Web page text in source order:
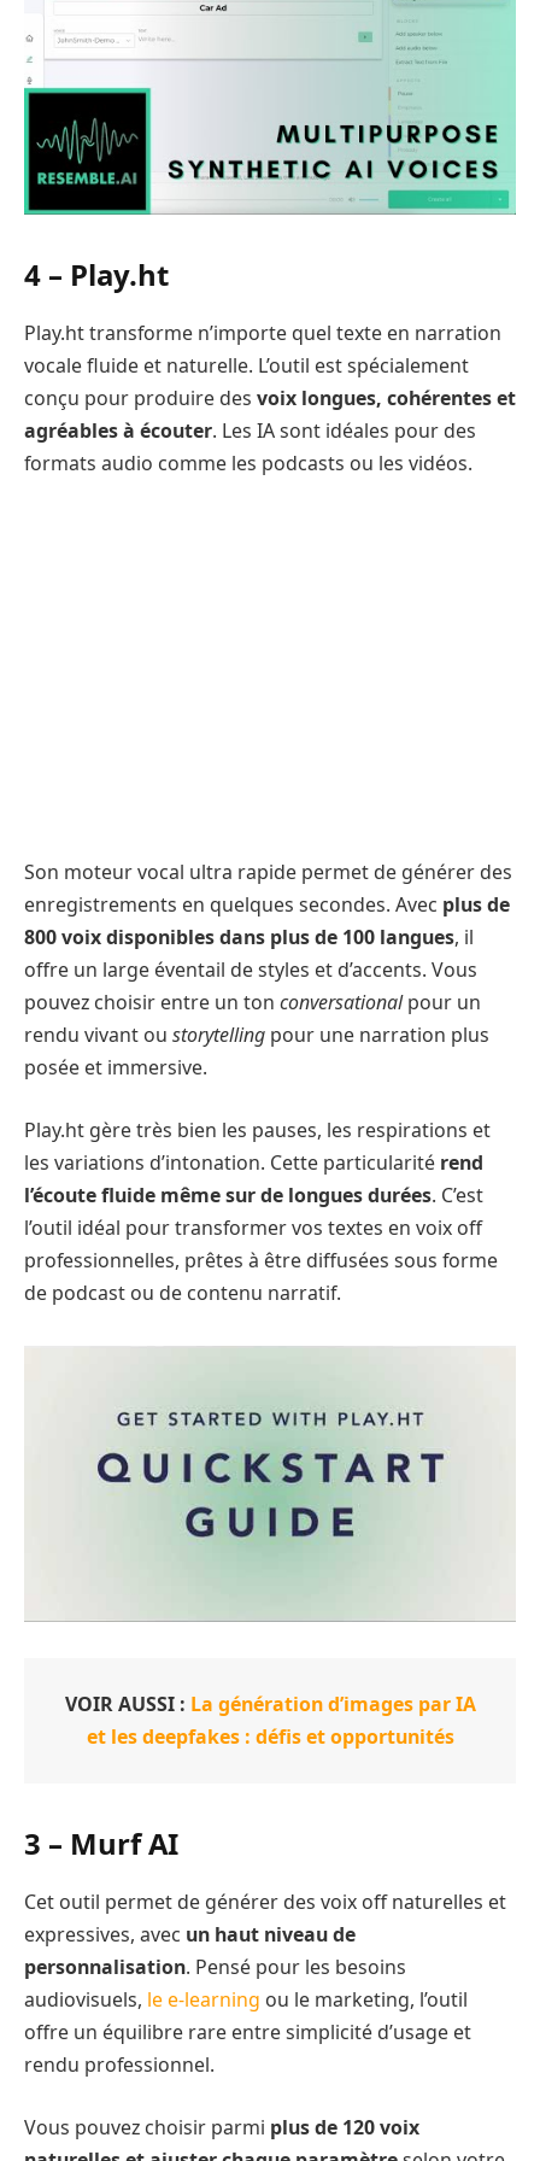
4 – Play.ht
Play.ht transforme n’importe quel texte en narration
vocale fluide et naturelle. L’outil est spécialement
conçu pour produire des voix longues, cohérentes et
agréables à écouter. Les IA sont idéales pour des
formats audio comme les podcasts ou les vidéos.
Son moteur vocal ultra rapide permet de générer des
enregistrements en quelques secondes. Avec plus de
800 voix disponibles dans plus de 100 langues, il
offre un large éventail de styles et d’accents. Vous
pouvez choisir entre un ton conversationalpour un
rendu vivant ou storytelling pour une narration plus
posée et immersive.
Play.ht gère très bien les pauses, les respirations et
les variations d’intonation. Cette particularité rend
l’écoute fluide même sur de longues durées. C’est
l’outil idéal pour transformer vos textes en voix off
professionnelles, prêtes à être diffusées sous forme
de podcast ou de contenu narratif.
VOIR AUSSI : La génération d’images par IA
et les deepfakes : défis et opportunités
3 – Murf AI
Cet outil permet de générer des voix off naturelles et
expressives, avec un haut niveau de
personnalisation. Pensé pour les besoins
audiovisuels, le e-learning ou le marketing, l’outil
offre un équilibre rare entre simplicité d’usage et
rendu professionnel.
Vous pouvez choisir parmi plus de 120 voix